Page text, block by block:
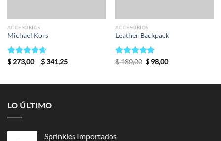
ACCESORIOS
Michael Kors
Valorado
$273,00 – $341,25
ACCESORIOS
Leather Backpack
Valorado en
$180,00 $98,00
LO ÚLTIMO
Sprinkles Importados